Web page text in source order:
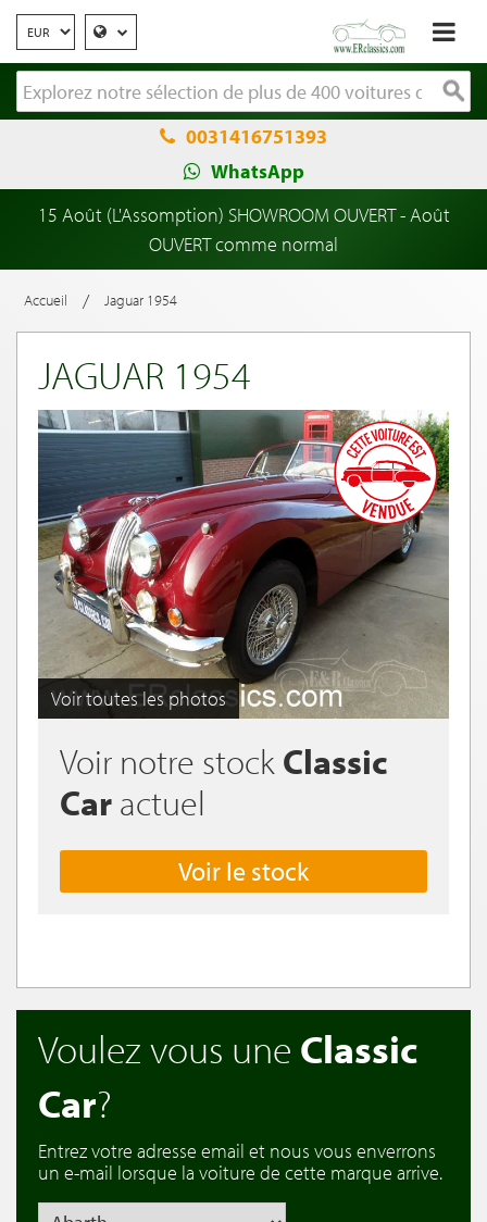
0031416751393
WhatsApp
15 Août (L'Assomption) SHOWROOM OUVERT - Août
OUVERT comme normal
Accueil / Jaguar 1954
JAGUAR 1954
Voir toutes les photos
Voir notre stock Classic
Car actuel
Voir le stock
Voulez vous une Classic
Car?
Entrez votre adresse email et nous vous enverrons
un e-mail lorsque la voiture de cette marque arrive.